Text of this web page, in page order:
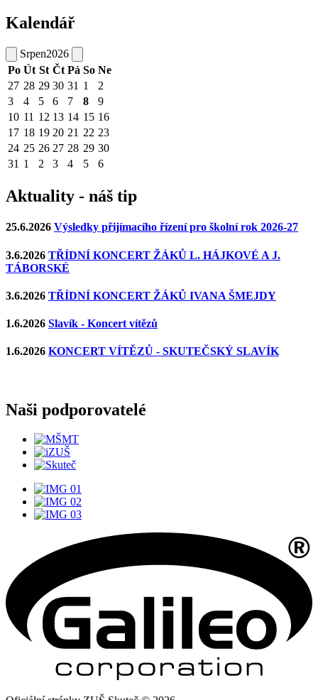
Kalendář
Srpen2026
Po Út St Čt Pá So Ne
27 28 29 30 31 1
2
3
4 5 6 7 8
9
10 11 12 13 14 15 16
17 18 19 20 21 22 23
24 25 26 27 28 29 30
31 1 2 3 4 5 6
Aktuality - náš tip
25.6.2026 Výsledky přijímacího řízení pro školní rok 2026-27
3.6.2026 TŘÍDNÍ KONCERT ŽÁKŮ L. HÁJKOVÉ A J.
TÁBORSKÉ
3.6.2026 TŘÍDNÍ KONCERT ŽÁKŮ IVANA ŠMEJDY
1.6.2026 Slavík - Koncert vítězů
1.6.2026 KONCERT VÍTĚZŮ - SKUTEČSKÝ SLAVÍK
Naši podporovatelé